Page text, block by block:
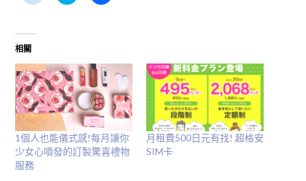
開
啟)
開
啟)
新
視
窗
中
開
啟)
相關
1個人也能儀式感!每月讓你
少女心噴發的訂製驚喜禮物
服務
月租費500日元有找! 超格安
SIM卡